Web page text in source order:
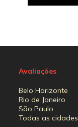
Avaliações
Belo Horizonte
Rio de Janeiro
São Paulo
Todas as cidades